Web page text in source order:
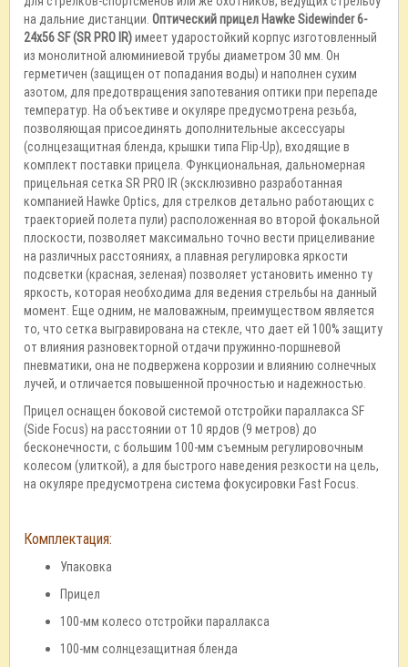
на дальние дистанции. Оптический прицел Hawke Sidewinder 6-
24x56 SF (SR PRO IR)имеет ударостойкий корпус изготовленный
из монолитной алюминиевой трубы диаметром 30 мм. Он
герметичен (защищен от попадания воды) и наполнен сухим
азотом, для предотвращения запотевания оптики при перепаде
температур. На объективе и окуляре предусмотрена резьба,
позволяющая присоединять дополнительные аксессуары
(солнцезащитная бленда, крышки типа Flip-Up), входящие в
комплект поставки прицела. Функциональная, дальномерная
прицельная сетка SR PRO IR (эксклюзивно разработанная
компанией Hawke Optics, для стрелков детально работающих с
траекторией полета пули) расположенная во второй фокальной
плоскости, позволяет максимально точно вести прицеливание
на различных расстояниях, а плавная регулировка яркости
подсветки (красная, зеленая) позволяет установить именно ту
яркость, которая необходима для ведения стрельбы на данный
момент. Еще одним, не маловажным, преимуществом является
то, что сетка выгравирована на стекле, что дает ей 100% защиту
от влияния разновекторной отдачи пружинно-поршневой
пневматики, она не подвержена коррозии и влиянию солнечных
лучей, и отличается повышенной прочностью и надежностью.
Прицел оснащен боковой системой отстройки параллакса SF
(Side Focus) на расстоянии от 10 ярдов (9 метров) до
бесконечности, с большим 100-мм съемным регулировочным
колесом (улиткой), а для быстрого наведения резкости на цель,
на окуляре предусмотрена система фокусировки Fast Focus.
Комплектация:
Упаковка
Прицел
100-мм колесо отстройки параллакса
100-мм солнцезащитная бленда